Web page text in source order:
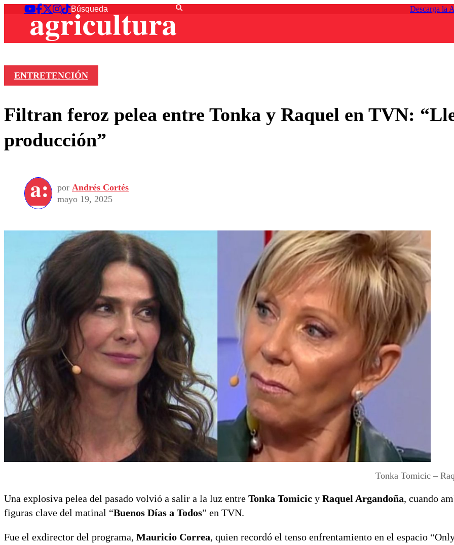
Descarga la
ENTRETENCIÓN
Filtran feroz pelea entre Tonka y Raquel en TVN:
producción”
por Andrés Cortés
mayo 19, 2025
Tonka Tomicic –
Una explosiva pelea del pasado volvió a salir a la luz entre Tonka Tomicic y Raquel Argandoña, cuando
figuras clave del matinal “Buenos Días a Todos” en TVN.
Fue el exdirector del programa, Mauricio Correa, quien recordó el tenso enfrentamiento en el espacio